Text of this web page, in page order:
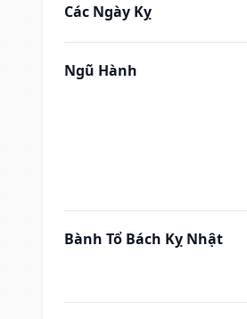
Các Ngày Kỵ
Ngũ Hành
Bành Tổ Bách Kỵ Nhật